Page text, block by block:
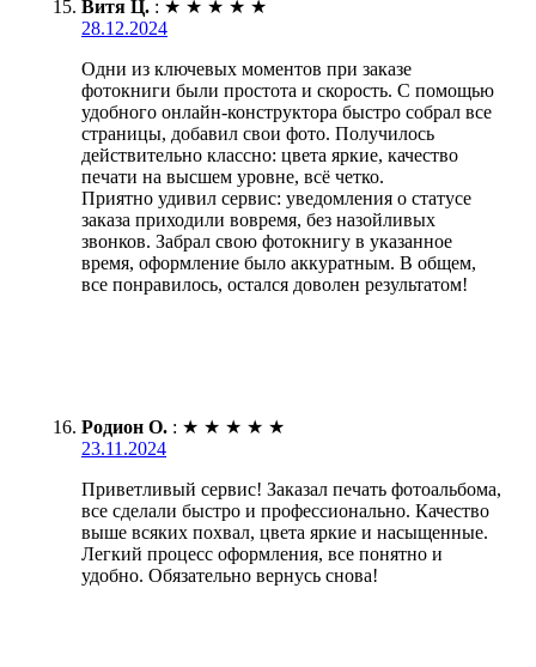
Витя Ц. : ★ ★ ★ ★ ★
28.12.2024
Одни из ключевых моментов при заказе
фотокниги были простота и скорость. С помощью
удобного онлайн-конструктора быстро собрал все
страницы, добавил свои фото. Получилось
действительно классно: цвета яркие, качество
печати на высшем уровне, всё четко.
Приятно удивил сервис: уведомления о статусе
заказа приходили вовремя, без назойливых
звонков. Забрал свою фотокнигу в указанное
время, оформление было аккуратным. В общем,
все понравилось, остался доволен результатом!
Родион О. : ★ ★ ★ ★ ★
23.11.2024
Приветливый сервис! Заказал печать фотоальбома,
все сделали быстро и профессионально. Качество
выше всяких похвал, цвета яркие и насыщенные.
Легкий процесс оформления, все понятно и
удобно. Обязательно вернусь снова!